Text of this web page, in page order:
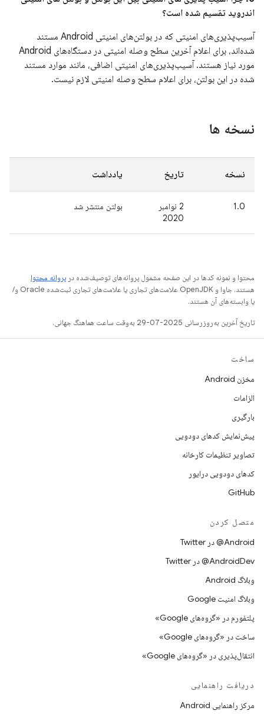
اندروید تقسیم شده است؟
آسیب‌پذیری‌های امنیتی که در بولتن‌های امنیتی Android مستند
شده‌اند، برای اعلام آخرین سطح وصله امنیتی در دستگاه‌های Android
مورد نیاز هستند. آسیب‌پذیری‌های امنیتی اضافی، مانند موارد مستند
شده در این بولتن، برای اعلام سطح وصله امنیتی لازم نیست.
نسخه ها
نسخه تاریخ یادداشت
1.0
2 نوامبر
2020
بولتن منتشر شد
محتوا و نمونه کدها در این صفحه مشمول پروانه‌های توصیف‌شده در پروانه محتوا
هستند. جاوا و OpenJDK علامت‌های تجاری یا علامت‌های تجاری ثبت‌شده Oracle و/
یا وابسته‌های آن هستند.
تاریخ آخرین به‌روزرسانی 2025-07-29 به‌وقت ساعت هماهنگ جهانی.
ساخت
مخزن Android
الزامات
بارگیری
پیش‌نمایش کدهای دودویی
تصاویر تنظیمات کارخانه
کدهای دودویی درایور
GitHub
متصل کردن
Android@ در Twitter
AndroidDev@ در Twitter
وبلاگ Android
وبلاگ امنیت Google
پلتفورم در «گروه‌های Google»
ساخت در «گروه‌های Google»
انتقال‌پذیری در «گروه‌های Google»
دریافت راهنمایی
مرکز راهنمایی Android